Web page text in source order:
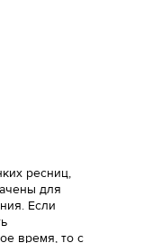
ресниц,
для
Если
время, то c